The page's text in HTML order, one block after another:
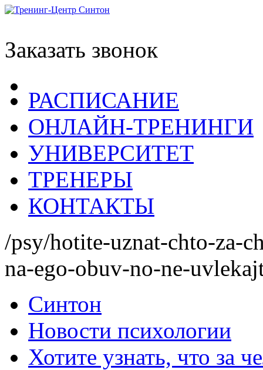
Заказать звонок
РАСПИСАНИЕ
ОНЛАЙН-ТРЕНИНГИ
УНИВЕРСИТЕТ
ТРЕНЕРЫ
КОНТАКТЫ
/psy/hotite-uznat-chto-za-
na-ego-obuv-no-ne-
Синтон
Новости психологии
Хотите узнать, что за